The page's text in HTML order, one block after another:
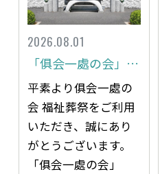
2026.08.01
「俱会一處の会」入会金改定のお知らせ
平素より俱会一處の
会 福祉葬祭をご利用
いただき、誠にあり
がとうございます。
「俱会一處の会」